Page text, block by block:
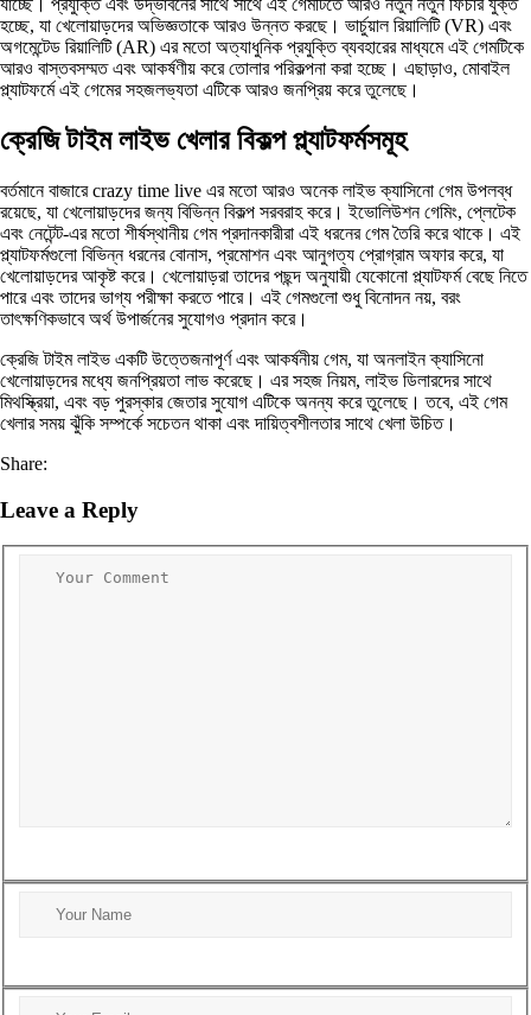
যাচ্ছে। প্রযুক্তি এবং উদ্ভাবনের সাথে সাথে এই গেমটিতে আরও নতুন নতুন ফিচার যুক্ত
হচ্ছে, যা খেলোয়াড়দের অভিজ্ঞতাকে আরও উন্নত করছে। ভার্চুয়াল রিয়ালিটি (VR) এবং
অগমেন্টেড রিয়ালিটি (AR) এর মতো অত্যাধুনিক প্রযুক্তি ব্যবহারের মাধ্যমে এই গেমটিকে
আরও বাস্তবসম্মত এবং আকর্ষণীয় করে তোলার পরিকল্পনা করা হচ্ছে। এছাড়াও, মোবাইল
প্ল্যাটফর্মে এই গেমের সহজলভ্যতা এটিকে আরও জনপ্রিয় করে তুলেছে।
ক্রেজি টাইম লাইভ খেলার বিকল্প প্ল্যাটফর্মসমূহ
বর্তমানে বাজারে crazy time live এর মতো আরও অনেক লাইভ ক্যাসিনো গেম উপলব্ধ
রয়েছে, যা খেলোয়াড়দের জন্য বিভিন্ন বিকল্প সরবরাহ করে। ইভোলিউশন গেমিং, প্লেটেক
এবং নেটেন্ট-এর মতো শীর্ষস্থানীয় গেম প্রদানকারীরা এই ধরনের গেম তৈরি করে থাকে। এই
প্ল্যাটফর্মগুলো বিভিন্ন ধরনের বোনাস, প্রমোশন এবং আনুগত্য প্রোগ্রাম অফার করে, যা
খেলোয়াড়দের আকৃষ্ট করে। খেলোয়াড়রা তাদের পছন্দ অনুযায়ী যেকোনো প্ল্যাটফর্ম বেছে নিতে
পারে এবং তাদের ভাগ্য পরীক্ষা করতে পারে। এই গেমগুলো শুধু বিনোদন নয়, বরং
তাৎক্ষণিকভাবে অর্থ উপার্জনের সুযোগও প্রদান করে।
ক্রেজি টাইম লাইভ একটি উত্তেজনাপূর্ণ এবং আকর্ষনীয় গেম, যা অনলাইন ক্যাসিনো
খেলোয়াড়দের মধ্যে জনপ্রিয়তা লাভ করেছে। এর সহজ নিয়ম, লাইভ ডিলারদের সাথে
মিথস্ক্রিয়া, এবং বড় পুরস্কার জেতার সুযোগ এটিকে অনন্য করে তুলেছে। তবে, এই গেম
খেলার সময় ঝুঁকি সম্পর্কে সচেতন থাকা এবং দায়িত্বশীলতার সাথে খেলা উচিত।
Share:
Leave a Reply